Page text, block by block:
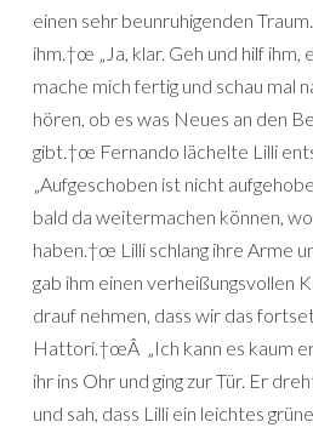
einen sehr beunruhigenden
ihm.†œ „Ja, klar. Geh und hilf ihm,
mache mich fertig und schau mal
hören, ob es was Neues an den
gibt.†œ Fernando lächelte Lilli
„Aufgeschoben ist nicht
bald da weitermachen können,
haben.†œ Lilli schlang ihre Arme
gab ihm einen verheißungsvollen
drauf nehmen, dass wir das
Hattori.†œÂ „Ich kann es kaum
ihr ins Ohr und ging zur Tür. Er
und sah, dass Lilli ein leichtes